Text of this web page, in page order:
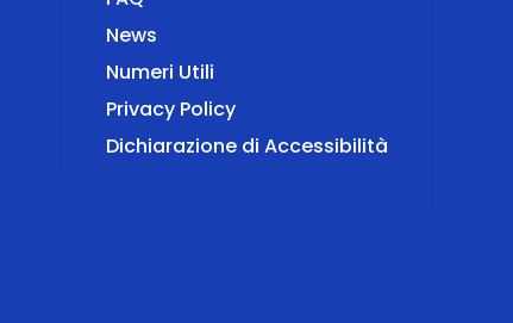
News
Numeri Utili
Privacy Policy
Dichiarazione di Accessibilità